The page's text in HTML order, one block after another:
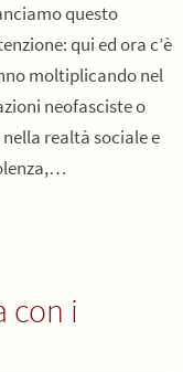
questo
qui ed ora c’è
moltiplicando nel
neofasciste o
realtà sociale e
con i